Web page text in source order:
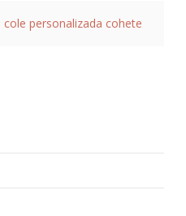
personalizada cohete